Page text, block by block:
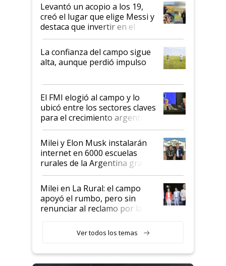
Levantó un acopio a los 19,
creó el lugar que elige Messi y
destaca que invertir en el
kirchnerismo era como "darle
plata a un hijo para droga":
Juan Félix Rossetti, el libertario
que de una dura crisis salió
de Milei
La confianza del campo sigue
alta, aunque perdió impulso
El FMI elogió al campo y lo
ubicó entre los sectores claves
para el crecimiento argentino
Milei y Elon Musk instalarán
internet en 6000 escuelas
rurales de la Argentina gracias
a un acuerdo con Starlink
Milei en La Rural: el campo
apoyó el rumbo, pero sin
renunciar al reclamo por las
Ver todos los temas